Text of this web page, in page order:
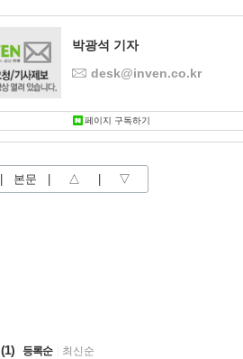
박광석 기자
desk@inven.co.kr
페이지 구독하기
본문 △ ▽
(1) 등록순 최신순